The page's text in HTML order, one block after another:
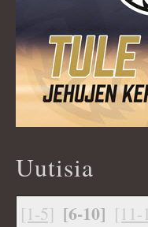
Uutisia
[1-5] [6-10] [11-